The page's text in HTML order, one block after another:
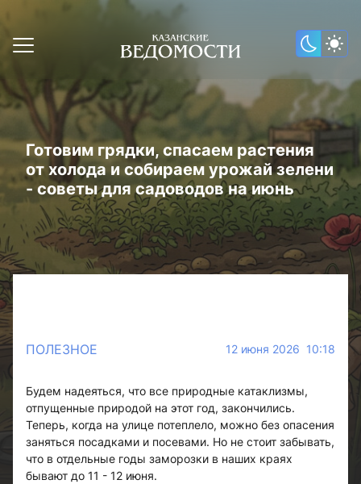
Готовим грядки, спасаем растения
от холода и собираем урожай зелени
- советы для садоводов на июнь
ПОЛЕЗНОЕ 12 июня 2026 10:18
Будем надеяться, что все природные катаклизмы,
отпущенные природой на этот год, закончились.
Теперь, когда на улице потеплело, можно без опасения
заняться посадками и посевами. Но не стоит забывать,
что в отдельные годы заморозки в наших краях
бывают до 11 - 12 июня.